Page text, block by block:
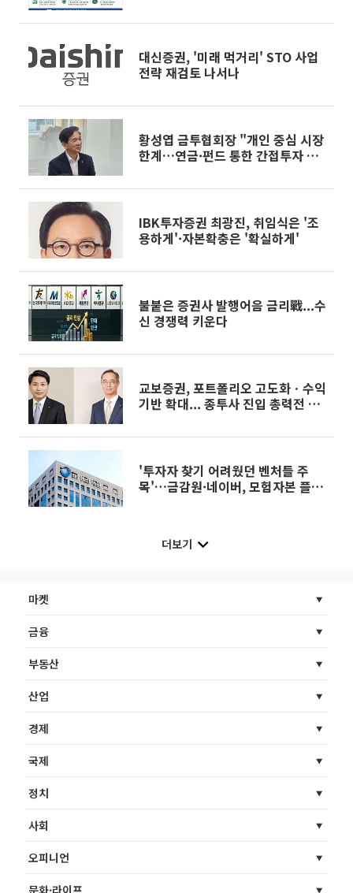
대신증권, '미래 먹거리' STO 사업
전략 재검토 나서나
황성엽 금투협회장 "개인 중심 시장
한계…연금·펀드 통한 간접투자 확
IBK투자증권 최광진, 취임식은 '조
용하게'·자본확충은 '확실하게'
불붙은 증권사 발행어음 금리戰...수
신 경쟁력 키운다
교보증권, 포트폴리오 고도화ㆍ수익
기반 확대... 종투사 진입 총력전 나
'투자자 찾기 어려웠던 벤처들 주
목'…금감원·네이버, 모험자본 플랫
더보기
마켓
금융
부동산
산업
경제
국제
정치
사회
오피니언
문화·라이프